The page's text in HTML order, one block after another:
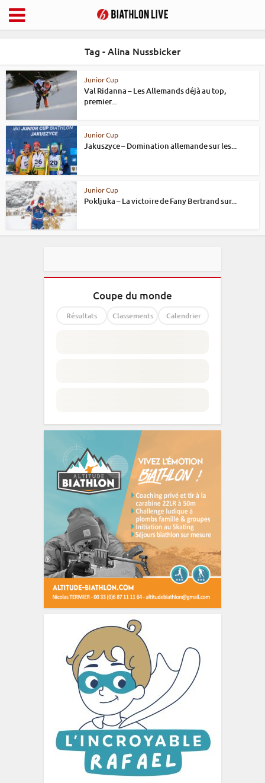
Tag - Alina Nussbicker
Junior Cup
Val Ridanna – Les Allemands déjà au top,
premier...
Junior Cup
Jakuszyce – Domination allemande sur les...
Junior Cup
Pokljuka – La victoire de Fany Bertrand sur...
Coupe du monde
Résultats Classements Calendrier